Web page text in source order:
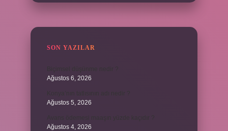
SON YAZILAR
Ağustos 6, 2026
Ağustos 5, 2026
Ağustos 4, 2026